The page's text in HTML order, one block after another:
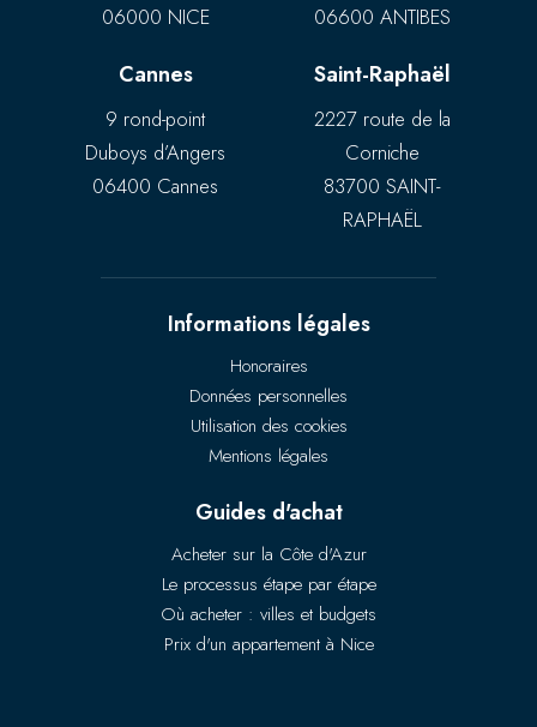
06000 NICE
06600 ANTIBES
Cannes
9 rond-point
Duboys d’Angers
06400 Cannes
Saint-Raphaël
2227 route de la
Corniche
83700 SAINT-
RAPHAËL
Informations légales
Honoraires
Données personnelles
Utilisation des cookies
Mentions légales
Guides d'achat
Acheter sur la Côte d'Azur
Le processus étape par étape
Où acheter : villes et budgets
Prix d'un appartement à Nice